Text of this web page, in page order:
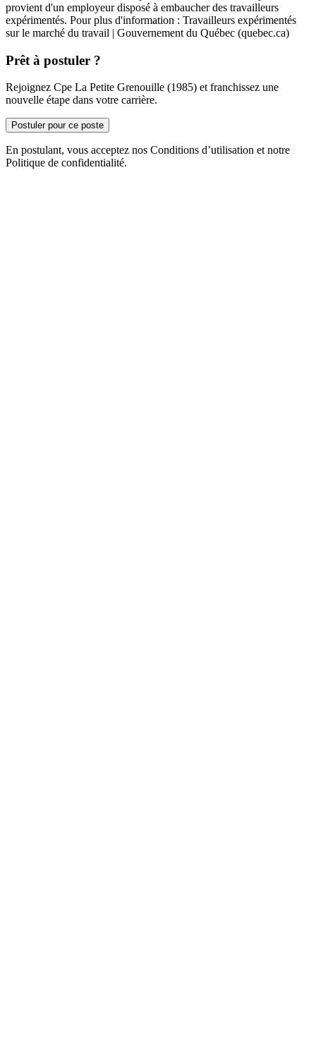
provient d'un employeur disposé à embaucher des travailleurs
expérimentés. Pour plus d'information : Travailleurs expérimentés
sur le marché du travail | Gouvernement du Québec (quebec.ca)
Prêt à postuler ?
Rejoignez Cpe La Petite Grenouille (1985) et franchissez une
nouvelle étape dans votre carrière.
Postuler pour ce poste
En postulant, vous acceptez nos Conditions d’utilisation et notre
Politique de confidentialité.